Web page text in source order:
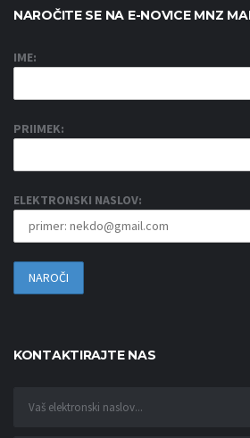
NAROČITE SE NA E-NOVICE MNZ
IME:
PRIIMEK:
ELEKTRONSKI NASLOV:
KONTAKTIRAJTE NAS